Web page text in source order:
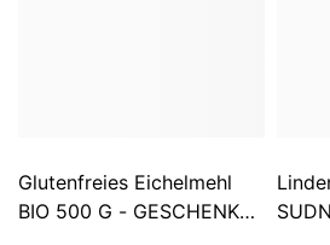
Glutenfreies Eichelmehl
BIO 500 G - GESCHENKE